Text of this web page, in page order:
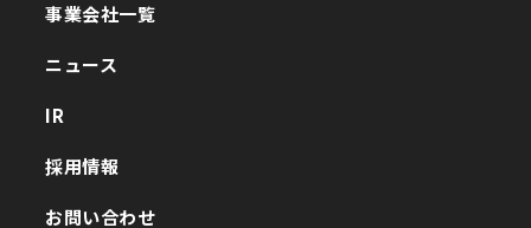
事業会社一覧
ニュース
IR
採用情報
お問い合わせ